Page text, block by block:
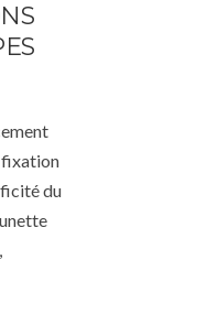
fixation
du